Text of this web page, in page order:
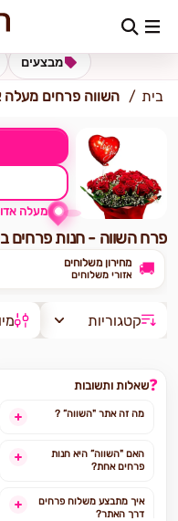
כתובת למשלוח הזינו כתובת
מבצעים
בית השווה פרחים מעלה
מעלה
פרח השווה - חנות פרחים
מחירון משלוחים
אזורי משלוחים 🚚
קטגוריות
❓שאלות ותשובות
מה זה אתר "השווה” ?
האם "השווה” היא חנות
פרחים אחת?
איך מתבצע משלוח פרחים
דרך האתר?